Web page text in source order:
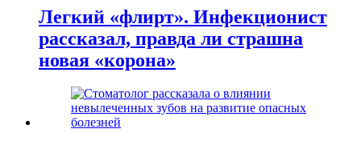
Легкий «флирт». Инфекционист
рассказал, правда ли страшна
новая «корона»